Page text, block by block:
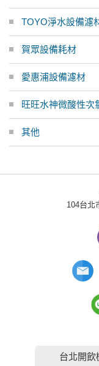
TOYO淨水設備濾
賀眾設備耗材
愛惠浦設備濾材
旺旺水神微酸性次
其他
104台北
台北開飲